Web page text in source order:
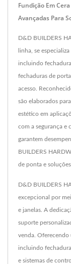
Fundição Em
Avançadas Para
D&D BUILDERS
linha, se
incluindo
fechaduras de
acesso.
são elaborados
estético em
com a segurança e
garantem
BUILDERS
de ponta e
D&D BUILDERS
excepcional por
e janelas. A
suporte
venda. Oferecendo
incluindo
e sistemas de